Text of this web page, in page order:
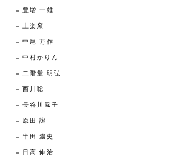
豊増 一雄
土楽窯
中尾 万作
中村かりん
二階堂 明弘
西川聡
長谷川風子
原田 譲
半田 濃史
日高 伸治